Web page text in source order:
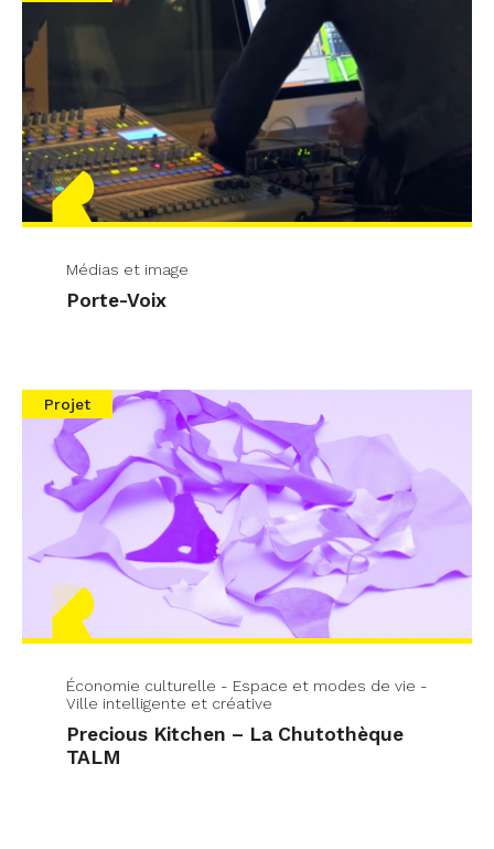
Médias et image
Porte-Voix
Projet
Économie culturelle - Espace et modes de vie -
Ville intelligente et créative
Precious Kitchen – La Chutothèque
TALM